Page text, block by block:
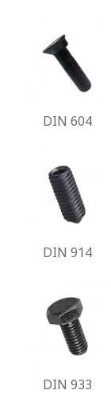
DIN 604
DIN 914
DIN 933